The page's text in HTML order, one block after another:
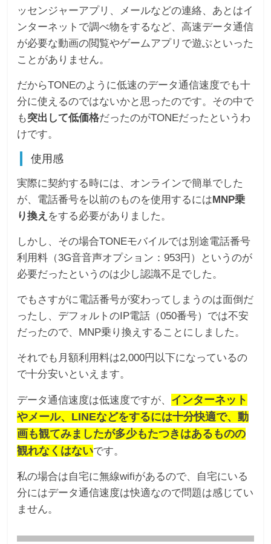
ッセンジャーアプリ、メールなどの連絡、あとはイ
ンターネットで調べ物をするなど、高速データ通信
が必要な動画の閲覧やゲームアプリで遊ぶといった
ことがありません。
だからTONEのように低速のデータ通信速度でも十
分に使えるのではないかと思ったのです。その中で
も突出して低価格だったのがTONEだったというわ
けです。
使用感
実際に契約する時には、オンラインで簡単でした
が、電話番号を以前のものを使用するには MNP乗
り換え をする必要がありました。
しかし、その場合TONEモバイルでは別途電話番号
利用料（3G音音声オプション：953円）というのが
必要だったというのは少し認識不足でした。
でもさすがに電話番号が変わってしまうのは面倒だ
ったし、デフォルトのIP電話（050番号）では不安
だったので、MNP乗り換えすることにしました。
それでも月額利用料は2,000円以下になっているの
で十分安いといえます。
データ通信速度は低速度ですが、 インターネット
やメール、LINEなどをするには十分快適で、動
画も観てみましたが多少もたつきはあるものの
観れなくはないです。
私の場合は自宅に無線wifiがあるので、自宅にいる
分にはデータ通信速度は快適なので問題は感じてい
ません。